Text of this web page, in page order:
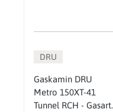
DRU
Gaskamin DRU
Metro 150XT-41
Tunnel RCH - Gasart: